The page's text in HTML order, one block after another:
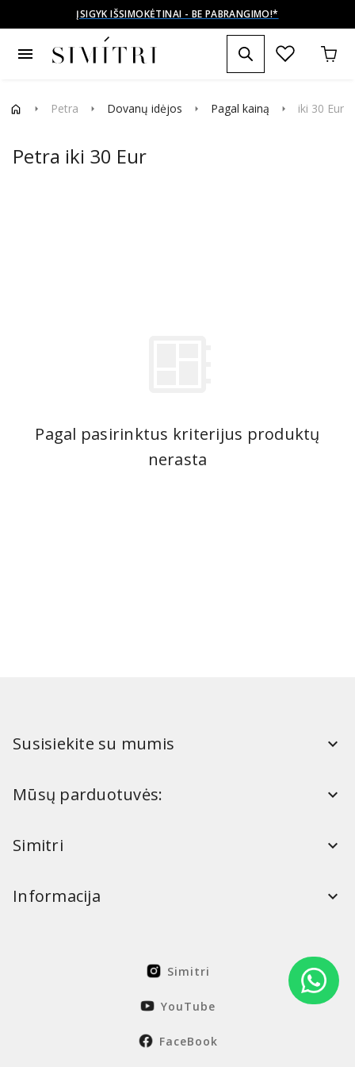
ĮSIGYK IŠSIMOKĖTINAI - BE PABRANGIMO!*
menu
arrow_right Petra arrow_right Dovanų idėjos arrow_right Pagal kainą arrow_right iki 30 Eur
Petra iki 30 Eur
Pagal pasirinktus kriterijus produktų
nerasta
Susisiekite su mumis
Mūsų parduotuvės:
Simitri
Informacija
Simitri
YouTube
FaceBook